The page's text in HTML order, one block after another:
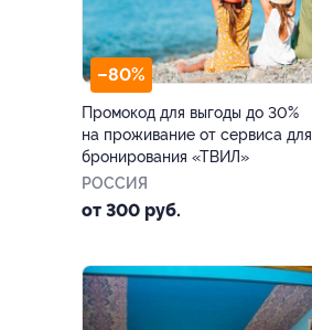
–80%
Промокод для выгоды до 30%
на проживание от сервиса для
бронирования «ТВИЛ»
РОССИЯ
от 300 руб.